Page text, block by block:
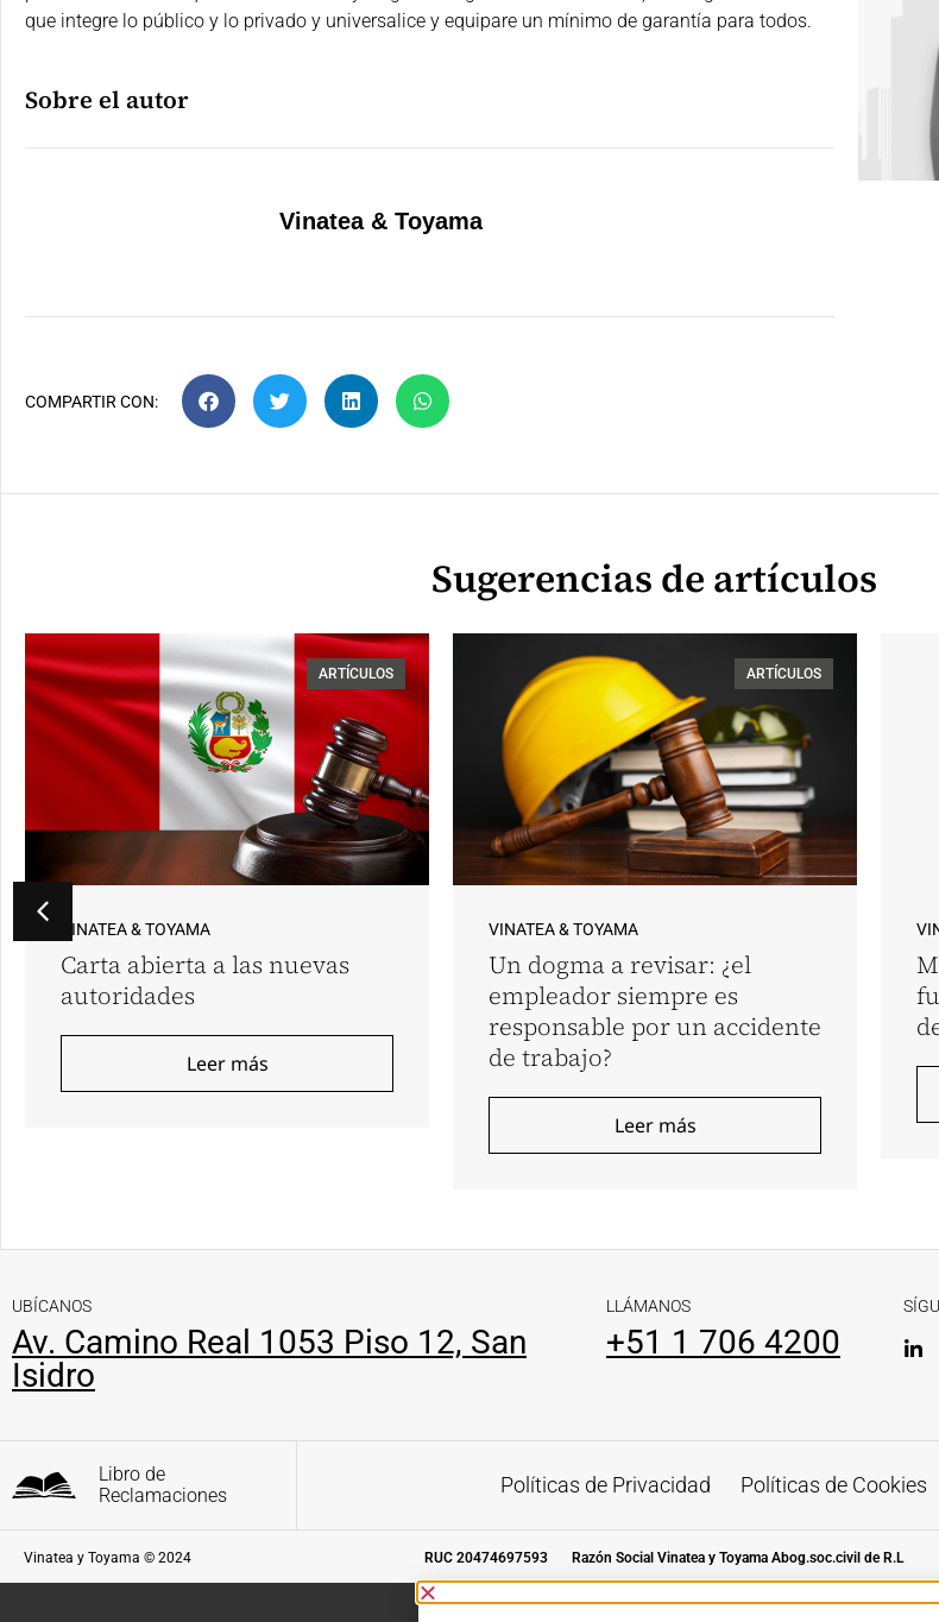
que integre lo público y lo privado y universalice y equipare un mínimo de garantía para todos.
Sobre el autor
Vinatea & Toyama
COMPARTIR CON:
Sugerencias de artículos
ARTÍCULOS
VINATEA & TOYAMA
Carta abierta a las nuevas
autoridades
Leer más
ARTÍCULOS
VINATEA & TOYAMA
Un dogma a revisar: ¿el
empleador siempre es
responsable por un accidente
de trabajo?
Leer más
UBÍCANOS
Av. Camino Real 1053 Piso 12, San
Isidro
LLÁMANOS
+51 1 706 4200
Libro de
Reclamaciones
Políticas de Privacidad Políticas de Cookies
Vinatea y Toyama © 2024 RUC 20474697593 Razón Social Vinatea y Toyama Abog.soc.civil de R.L